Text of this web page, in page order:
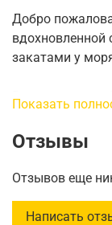
Добро
вдохновленной
закатами у
Время горения:
Диаметр: 7 см
Показать
Отзывы
Отзывов еще
Написать